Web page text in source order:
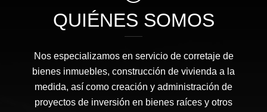
QUIÉNES SOMOS
Nos especializamos en servicio de corretaje de
bienes inmuebles, construcción de vivienda a la
medida, así como creación y administración de
proyectos de inversión en bienes raíces y otros